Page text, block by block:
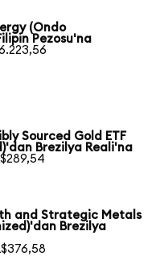
(Ondo
Pezosu'na
Sourced Gold ETF
Brezilya Reali'na
and Strategic Metals
Brezilya